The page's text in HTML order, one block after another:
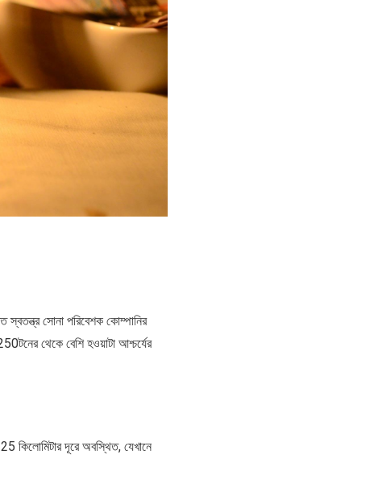
স্বতন্ত্র সোনা পরিবেশক কোম্পানির
থেকে বেশি হওয়াটা আশ্চর্যের
কিলোমিটার দূরে অবস্থিত, যেখানে